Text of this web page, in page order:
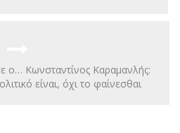
ο… Κωνσταντίνος Καραμανλής:
είναι, όχι το φαίνεσθαι